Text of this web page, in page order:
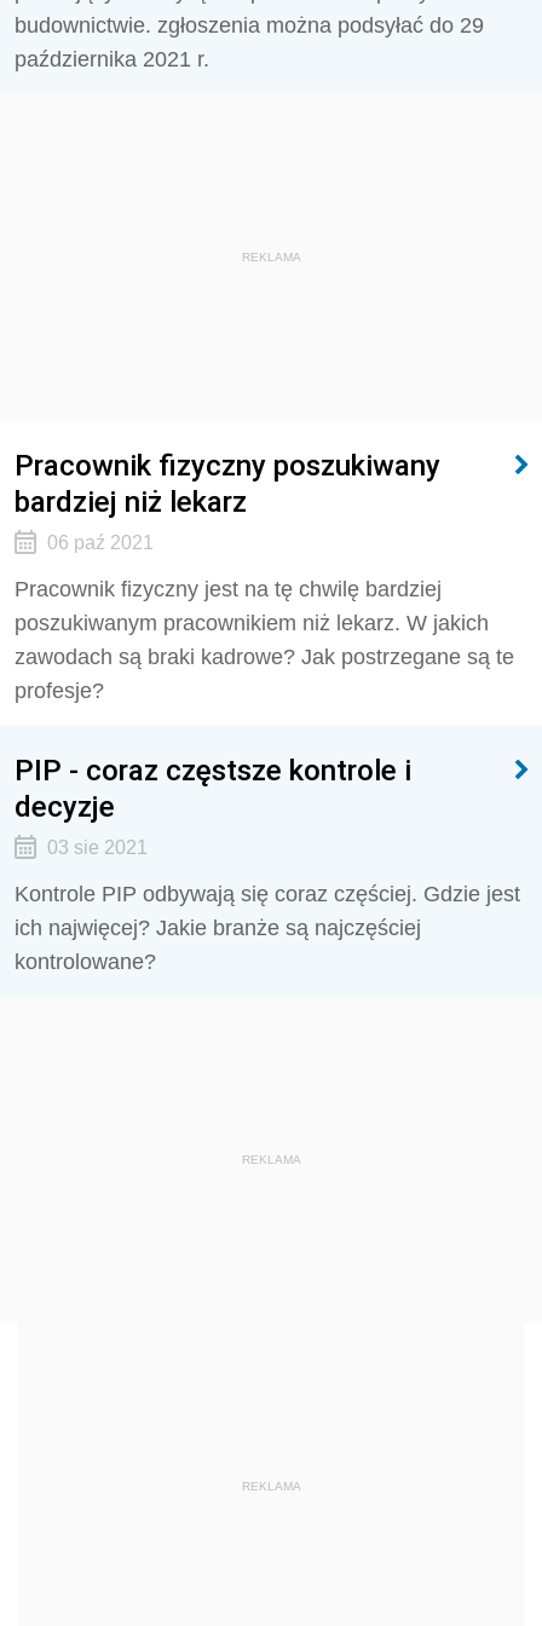
budownictwie. zgłoszenia można podsyłać do 29
października 2021 r.
REKLAMA
Pracownik fizyczny poszukiwany
bardziej niż lekarz
06 paź 2021
Pracownik fizyczny jest na tę chwilę bardziej
poszukiwanym pracownikiem niż lekarz. W jakich
zawodach są braki kadrowe? Jak postrzegane są te
profesje?
PIP - coraz częstsze kontrole i
decyzje
03 sie 2021
Kontrole PIP odbywają się coraz częściej. Gdzie jest
ich najwięcej? Jakie branże są najczęściej
kontrolowane?
REKLAMA
REKLAMA